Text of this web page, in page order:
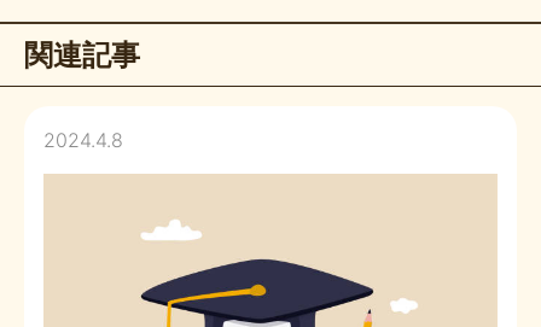
関連記事
2024.4.8